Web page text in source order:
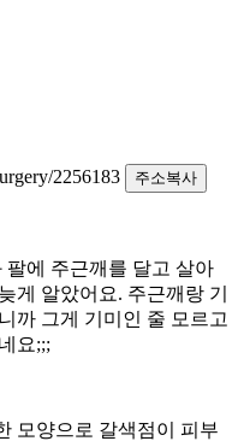
2256183
주소복사
팔에 주근깨를 달고 살아
게 알았어요. 주근깨랑 기
까 그게 기미인 줄 모르고
요;;;
모양으로 갈색점이 피부